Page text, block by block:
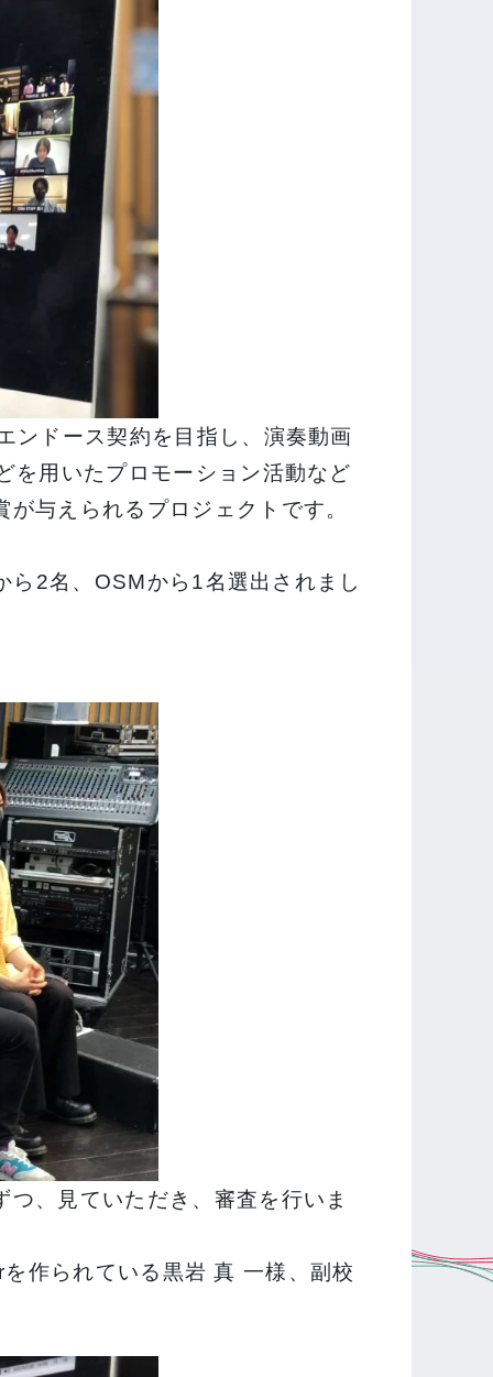
ンドース契約を目指し、演奏動画
を用いたプロモーション活動など
与えられるプロジェクトです。
2名、OSMから1名選出されまし
、見ていただき、審査を行いま
作られている黒岩 真 一様、副校